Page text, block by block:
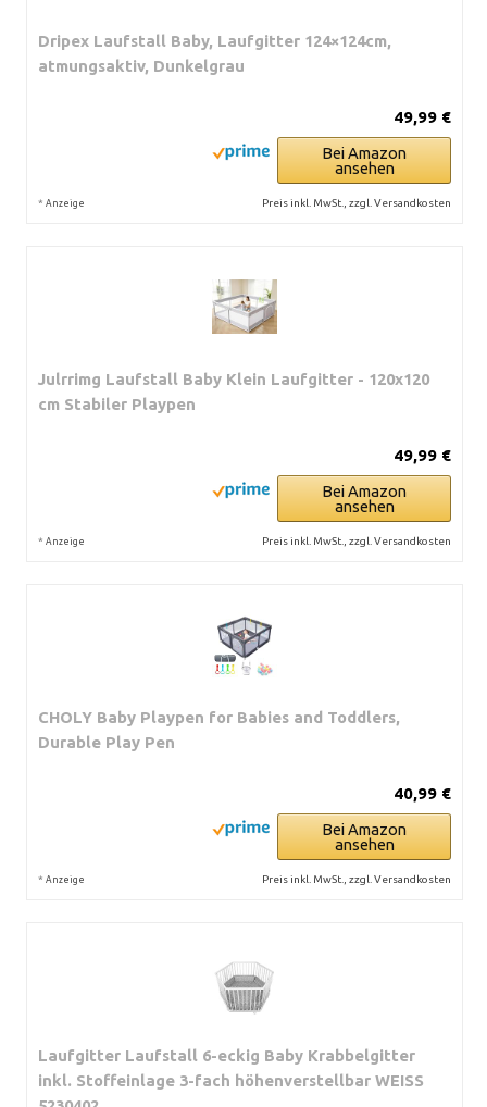
Dripex Laufstall Baby, Laufgitter 124×124cm,
atmungsaktiv, Dunkelgrau
49,99 €
Bei Amazon
ansehen
* Anzeige Preis inkl. MwSt., zzgl. Versandkosten
Julrrimg Laufstall Baby Klein Laufgitter - 120x120
cm Stabiler Playpen
49,99 €
Bei Amazon
ansehen
* Anzeige Preis inkl. MwSt., zzgl. Versandkosten
CHOLY Baby Playpen for Babies and Toddlers,
Durable Play Pen
40,99 €
Bei Amazon
ansehen
* Anzeige Preis inkl. MwSt., zzgl. Versandkosten
Laufgitter Laufstall 6-eckig Baby Krabbelgitter
inkl. Stoffeinlage 3-fach höhenverstellbar WEISS